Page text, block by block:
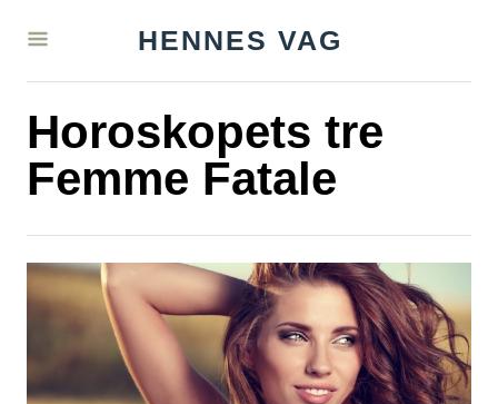
HENNES VAG
Horoskopets tre
Femme Fatale